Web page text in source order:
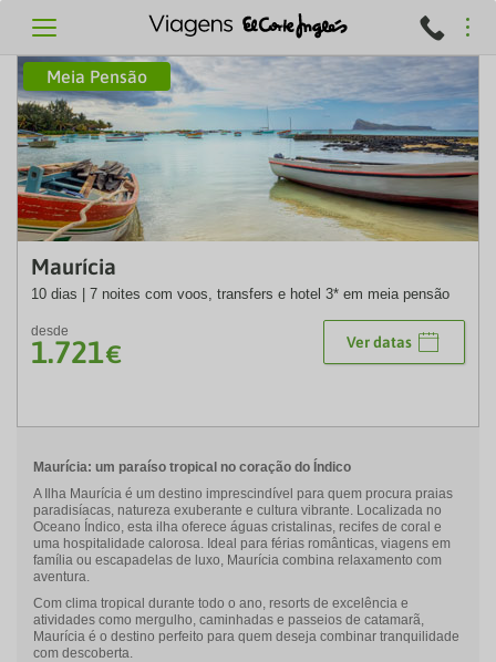
Meia Pensão
Maurícia
10 dias | 7 noites com voos, transfers e hotel 3* em meia pensão
desde
1.721€ Ver datas
Maurícia: um paraíso tropical no coração do Índico
A Ilha Maurícia é um destino imprescindível para quem procura praias
paradisíacas, natureza exuberante e cultura vibrante. Localizada no
Oceano Índico, esta ilha oferece águas cristalinas, recifes de coral e
uma hospitalidade calorosa. Ideal para férias românticas, viagens em
família ou escapadelas de luxo, Maurícia combina relaxamento com
aventura.
Com clima tropical durante todo o ano, resorts de excelência e
atividades como mergulho, caminhadas e passeios de catamarã,
Maurícia é o destino perfeito para quem deseja combinar tranquilidade
com descoberta.